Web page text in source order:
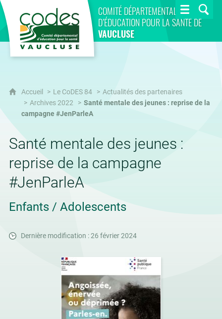
COMITÉ DÉPARTEMENTAL
D’ÉDUCATION POUR LA SANTÉ DE
VAUCLUSE
CoDES 84
Accueil Le CoDES 84
Actualités des partenaires
Archives 2022
Santé mentale des jeunes : reprise de la
campagne #JenParleA
Santé mentale des jeunes :
reprise de la campagne
#JenParleA
Enfants / Adolescents
Dernière modification : 26 février 2024